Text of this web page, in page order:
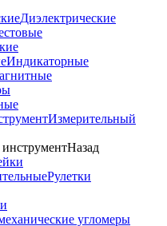
Диэлектрические
Индикаторные
Измерительный
Назад
Рулетки